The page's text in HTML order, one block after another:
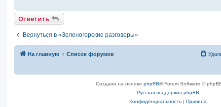
Ответить
Вернуться в «Зеленогорские разговоры»
На главную Список форумов
Создано на основе phpBB® Forum Software ©
Русская поддержка phpBB
Конфиденциальность | Правила